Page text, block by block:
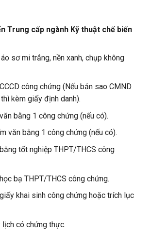
Trung cấp ngành Kỹ thuật chế biến
sơ mi trắng, nền xanh, chụp không
công chứng (Nếu bản sao CMND
kèm giấy định danh).
bằng 1 công chứng (nếu có).
văn bằng 1 công chứng (nếu có).
tốt nghiệp THPT/THCS công
bạ THPT/THCS công chứng.
khai sinh công chứng hoặc trích lục
có chứng thực.